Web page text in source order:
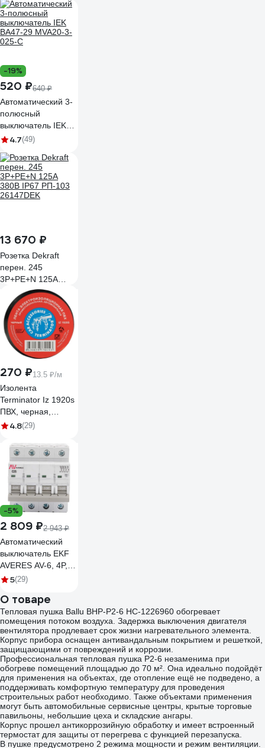
-19%
520 ₽640 ₽
Автоматический 3-
полюсный
выключатель IEK
ВА47-29 MVA20-3-
4.7(49)
13 670 ₽
Розетка Dekraft
перен. 245
3Р+РЕ+N 125А
380В IP67 РП-103
26147DEK
270 ₽13.5 ₽/м
Изолента
Terminator Iz 1920s
ПВХ, черная,
автомобильная,
м 2000251
4.8(29)
-5%
2 809 ₽2 943 ₽
Автоматический
выключатель EKF
AVERES AV-6, 4P,
25A, C, 6kA mcb6-4-
5(29)
О товаре
Тепловая пушка Ballu BHP-P2-6 НС-1226960 обогревает
помещения потоком воздуха. Задержка выключения двигателя
вентилятора продлевает срок жизни нагревательного элемента.
Корпус прибора оснащен антивандальным покрытием и решеткой,
защищающими от повреждений и коррозии.
Профессиональная тепловая пушка P2-6 незаменима при
обогреве помещений площадью до 70 м². Она идеально подойдёт
для применения на объектах, где отопление ещё не подведено, а
поддерживать комфортную температуру для проведения
строительных работ необходимо. Также объектами применения
могут быть автомобильные сервисные центры, крытые торговые
павильоны, небольшие цеха и складские ангары.
Корпус прошел антикоррозийную обработку и имеет встроенный
термостат для защиты от перегрева с функцией перезапуска.
В пушке предусмотрено 2 режима мощности и режим вентиляции.